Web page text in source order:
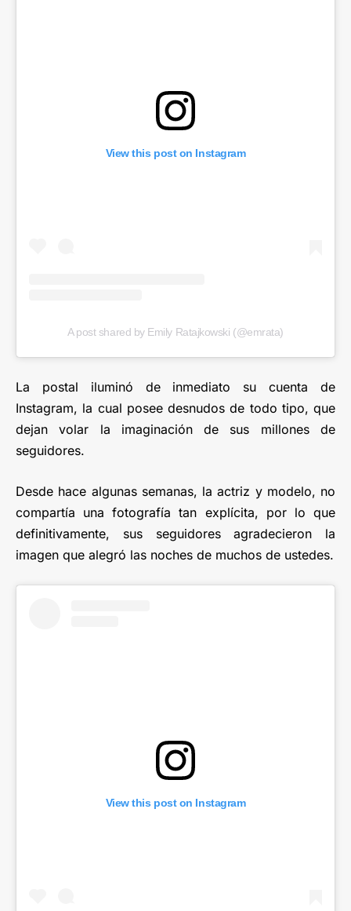
View this post on Instagram
A post shared by Emily Ratajkowski (@emrata)
La postal iluminó de inmediato su cuenta de
Instagram, la cual posee desnudos de todo tipo, que
dejan volar la imaginación de sus millones de
seguidores.
Desde hace algunas semanas, la actriz y modelo, no
compartía una fotografía tan explícita, por lo que
definitivamente, sus seguidores agradecieron la
imagen que alegró las noches de muchos de ustedes.
View this post on Instagram